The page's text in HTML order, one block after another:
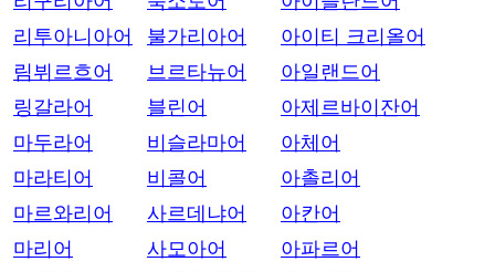
리투아니아어
림뷔르흐어
링갈라어
마두라어
마라티어
마르와리어
마리어
불가리아어
브르타뉴어
블린어
비슬라마어
비콜어
사르데냐어
사모아어
아이티 크리올어
아일랜드어
아제르바이잔어
아체어
아촐리어
아칸어
아파르어